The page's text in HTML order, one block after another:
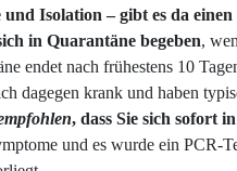
Isolation – gibt es da
in Quarantäne begeben,
endet nach frühestens 10
dagegen krank und haben
, dass Sie sich sofort
und es wurde ein PCR-